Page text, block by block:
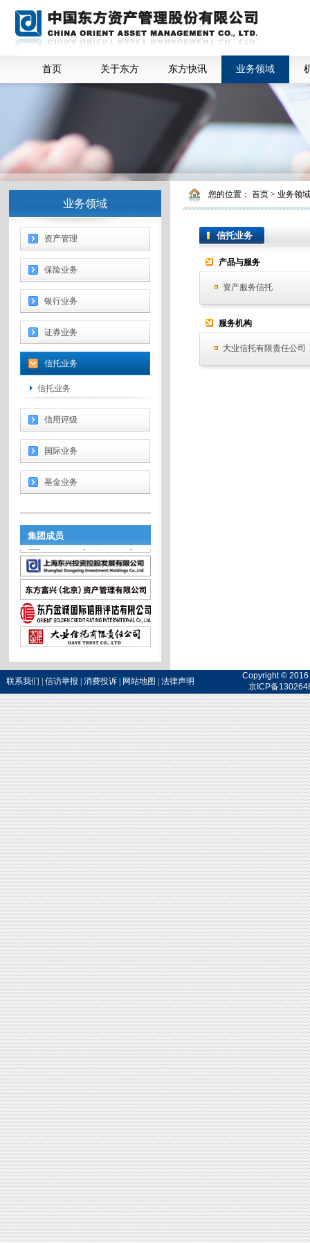
首页 关于东方 东方快讯 业务领域
业务领域
资产管理
保险业务
银行业务
证券业务
信托业务
信托业务
信用评级
国际业务
基金业务
集团成员
您的位置： 首页 > 业务领域
信托业务
产品与服务
资产服务信托
服务机构
大业信托有限责任公司
联系我们 信访举报 消费投诉 网站地图 法律声明
Copyright © 2016
京ICP备